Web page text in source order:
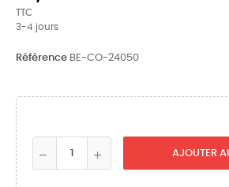
TTC
3-4 jours
Référence BE-CO-24050
AJOUTER